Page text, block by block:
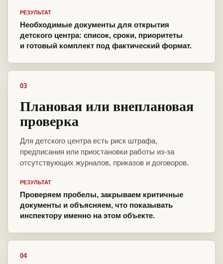
РЕЗУЛЬТАТ
Необходимые документы для открытия
детского центра: список, сроки, приоритеты
и готовый комплект под фактический формат.
03
Плановая или внеплановая
проверка
Для детского центра есть риск штрафа,
предписания или приостановки работы из-за
отсутствующих журналов, приказов и договоров.
РЕЗУЛЬТАТ
Проверяем пробелы, закрываем критичные
документы и объясняем, что показывать
инспектору именно на этом объекте.
04